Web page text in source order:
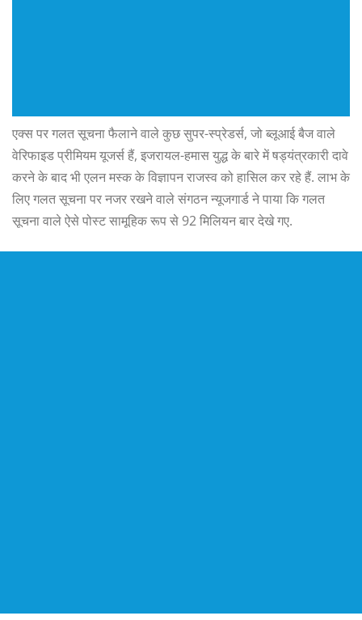
एक्स पर गलत सूचना फैलाने वाले कुछ सुपर-स्प्रेडर्स, जो ब्लूआई बैज वाले
वेरिफाइड प्रीमियम यूजर्स हैं, इजरायल-हमास युद्ध के बारे में षड्यंत्रकारी दावे
करने के बाद भी एलन मस्क के विज्ञापन राजस्व को हासिल कर रहे हैं. लाभ के
लिए गलत सूचना पर नजर रखने वाले संगठन न्यूजगार्ड ने पाया कि गलत
सूचना वाले ऐसे पोस्ट सामूहिक रूप से 92 मिलियन बार देखे गए.